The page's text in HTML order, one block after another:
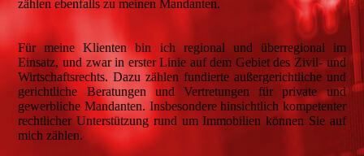
zählen ebenfalls zu meinen Mandanten.
Für meine Klienten bin ich regional und überregional im
Einsatz, und zwar in erster Linie auf dem Gebiet des Zivil- und
Wirtschaftsrechts. Dazu zählen fundierte außergerichtliche und
gerichtliche Beratungen und Vertretungen für private und
gewerbliche Mandanten. Insbesondere hinsichtlich kompetenter
rechtlicher Unterstützung rund um Immobilien können Sie auf
mich zählen.